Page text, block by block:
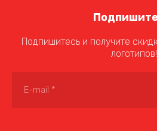
Подпишитесь и получите
логотипов!